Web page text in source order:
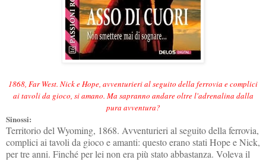
1868, Far West. Nick e Hope, avventurieri al seguito della ferrovia e complici
ai tavoli da gioco, si amano. Ma sapranno andare oltre l'adrenalina dalla
pura avventura?
Sinossi:
Territorio del Wyoming, 1868. Avventurieri al seguito della ferrovia,
complici ai tavoli da gioco e amanti: questo erano stati Hope e Nick,
per tre anni. Finché per lei non era più stato abbastanza. Voleva il